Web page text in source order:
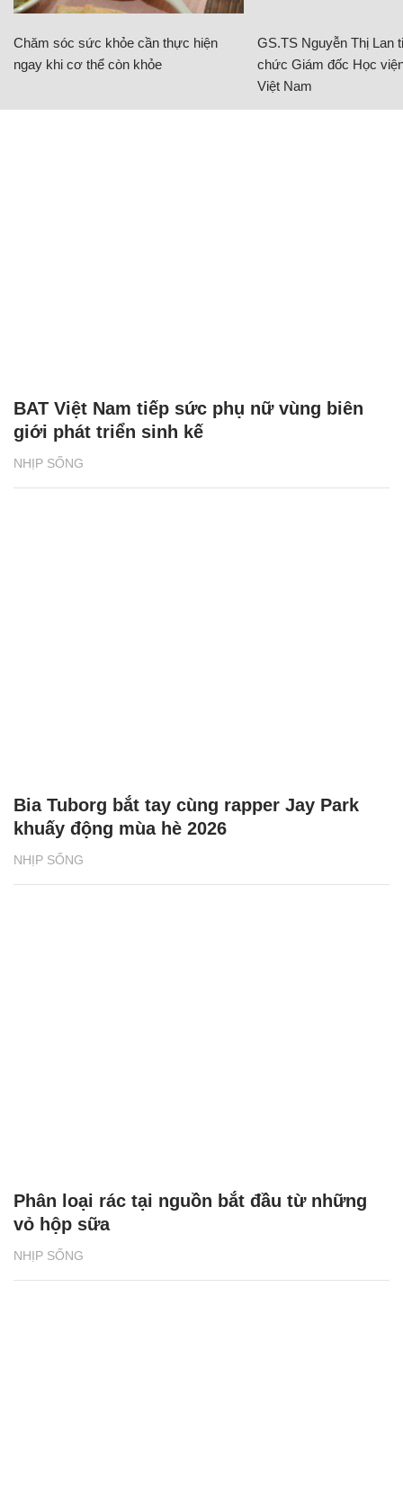
Chăm sóc sức khỏe cần thực hiện
ngay khi cơ thể còn khỏe
GS.TS Nguyễn Thị Lan
chức Giám đốc Học
Việt Nam
NHỊP SỐNG
BAT Việt Nam tiếp sức phụ nữ vùng biên
giới phát triển sinh kế
NHỊP SỐNG
Bia Tuborg bắt tay cùng rapper Jay Park
khuấy động mùa hè 2026
NHỊP SỐNG
Phân loại rác tại nguồn bắt đầu từ những
vỏ hộp sữa